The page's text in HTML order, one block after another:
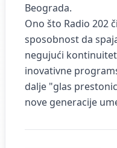
Beograda.
Ono što Radio 202
sposobnost da
negujući
inovativne
dalje "glas
nove generacije